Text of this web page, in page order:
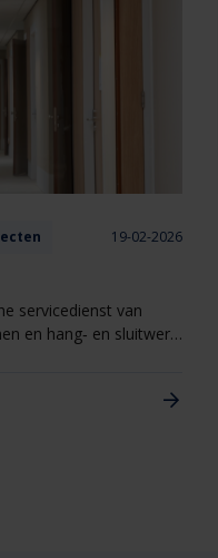
19-02-2026
servicedienst van
en hang‑ en sluitwerk.